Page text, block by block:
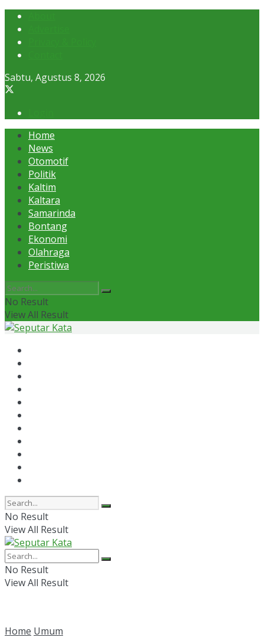
Sabtu, Agustus 8, 2026
Home
News
Otomotif
Politik
Kaltim
Kaltara
Samarinda
Bontang
Ekonomi
Olahraga
Peristiwa
No Result
View All Result
No Result
View All Result
No Result
View All Result
Home Umum